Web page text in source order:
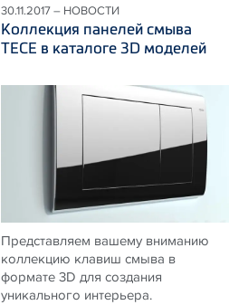
30.11.2017 – НОВОСТИ
Коллекция панелей смыва
ТЕСЕ в каталоге 3D моделей
Представляем вашему вниманию
коллекцию клавиш смыва в
формате 3D для создания
уникального интерьера.